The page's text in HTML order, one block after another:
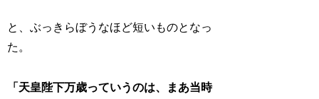
と、ぶっきらぼうなほど短いものとなっ
た。
「天皇陛下万歳っていうのは、まあ当時